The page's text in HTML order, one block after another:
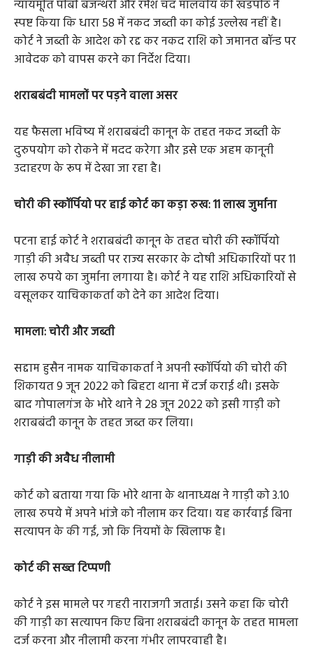
न्यायमूर्ति पीबी बजन्थरी और रमेश चंद मालवीय की खंडपीठ ने
स्पष्ट किया कि धारा 58 में नकद जब्ती का कोई उल्लेख नहीं है।
कोर्ट ने जब्ती के आदेश को रद्द कर नकद राशि को जमानत बॉन्ड पर
आवेदक को वापस करने का निर्देश दिया।
शराबबंदी मामलों पर पड़ने वाला असर
यह फैसला भविष्य में शराबबंदी कानून के तहत नकद जब्ती के
दुरुपयोग को रोकने में मदद करेगा और इसे एक अहम कानूनी
उदाहरण के रूप में देखा जा रहा है।
चोरी की स्कॉर्पियो पर हाई कोर्ट का कड़ा रुख: 11 लाख जुर्माना
पटना हाई कोर्ट ने शराबबंदी कानून के तहत चोरी की स्कॉर्पियो
गाड़ी की अवैध जब्ती पर राज्य सरकार के दोषी अधिकारियों पर 11
लाख रुपये का जुर्माना लगाया है। कोर्ट ने यह राशि अधिकारियों से
वसूलकर याचिकाकर्ता को देने का आदेश दिया।
मामला: चोरी और जब्ती
सद्दाम हुसैन नामक याचिकाकर्ता ने अपनी स्कॉर्पियो की चोरी की
शिकायत 9 जून 2022 को बिहटा थाना में दर्ज कराई थी। इसके
बाद गोपालगंज के भोरे थाने ने 28 जून 2022 को इसी गाड़ी को
शराबबंदी कानून के तहत जब्त कर लिया।
गाड़ी की अवैध नीलामी
कोर्ट को बताया गया कि भोरे थाना के थानाध्यक्ष ने गाड़ी को 3.10
लाख रुपये में अपने भांजे को नीलाम कर दिया। यह कार्रवाई बिना
सत्यापन के की गई, जो कि नियमों के खिलाफ है।
कोर्ट की सख्त टिप्पणी
कोर्ट ने इस मामले पर गहरी नाराजगी जताई। उसने कहा कि चोरी
की गाड़ी का सत्यापन किए बिना शराबबंदी कानून के तहत मामला
दर्ज करना और नीलामी करना गंभीर लापरवाही है।